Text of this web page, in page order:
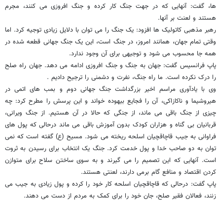
ها، گفت: آنهایی که در جهت جنگ کار کرده و جنگ افروزی می کنند، مجرم
هستند و لعنت بر آنها.
رهبر مذهبی کاتولیک ها افزود: یک جنگ را می توان با دلایل زیادی توجیه کرد. اما
وقتی تمام جهان، همانند امروز، در جنگ است، این یک جنگ جهانی قطعه شده در
همه جا محسوب می شود و توجیهی برای آن وجود ندارد.
پاپ فرانسیس گفت: جهان به جنگ و جنگ افروزی ادامه می دهد. جهان راه صلح
را درک نکرده است. ما راه جنگ، نفرت و دشمنی را ترجیح دادیم .
وی با یادآوری مراسم اخیر بزرگداشت جنگ جهانی دوم و بمب های اتمی در
هیروشیما و ناکازاکی، آن را فجایع بیهوده خواند و این پرسش را مطرح کرد: چه
چیزی از جنگ باقی می ماند، از جنگی که حالا در آن هستیم. از جنگ ویرانی،
قربانیان بی گناه و هزاران کودک بدون آموزش باقی می ماند درحالی که پول های
فراوانی به جیب قاچاقچیان اسلحه ریخته می شود. مسیح (ع) گفته است که نمی
توان به دو صاحب خدا و پول خدمت کرد. جنگ یک انتخاب برای رسیدن به ثروت
است. آنهایی که این تصمیم را می گیرند و به سوی ساختن سلاح برای متوازن
کردن اقتصاد و منافع گام برمی دارند، لعنتی هستند.
پاپ گفت: درحالی که قاچاقچیان اسلحه کار خود را کرده و پول زیادی به جیب می
زنند، فعالان فقیر صلح، جان خود را برای کمک به مردم از دست می دهند.